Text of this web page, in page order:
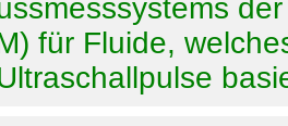
für Fluide,